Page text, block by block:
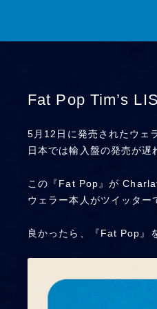
Fat Pop Tim’s
5月12日に発売されたウェ
日本では輸入盤の発売が遅
この『Fat Pop』が
ウェラー本人がツイッター
良かったら、『Fat Pop』